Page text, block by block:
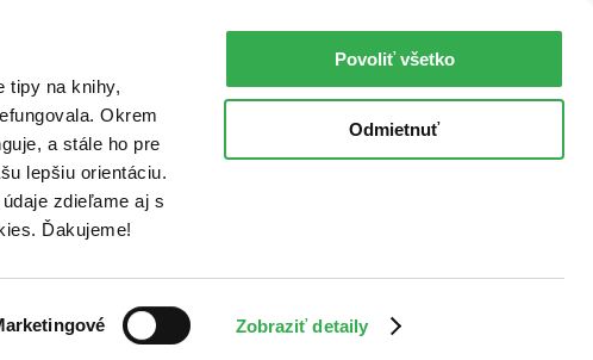
tipy na knihy,
Okrem
a stále ho pre
lepšiu orientáciu.
zdieľame aj s
Ďakujeme!
Zobraziť detaily
Povoliť všetko
Odmietnuť